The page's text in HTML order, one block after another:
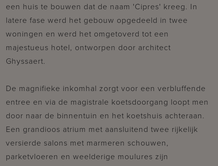
een huis te bouwen dat de naam 'Cipres' kreeg. In
latere fase werd het gebouw opgedeeld in twee
woningen en werd het omgetoverd tot een
majestueus hotel, ontworpen door architect
Ghyssaert.
De magnifieke inkomhal zorgt voor een verbluffende
entree en via de magistrale koetsdoorgang loopt men
door naar de binnentuin en het koetshuis achteraan.
Een grandioos atrium met aansluitend twee rijkelijk
versierde salons met marmeren schouwen,
parketvloeren en weelderige moulures zijn